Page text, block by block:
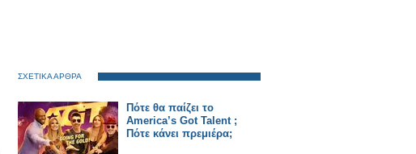
ΣΧΕΤΙΚΑ ΑΡΘΡΑ
Πότε θα παίζει το
America’s Got Talent ;
Πότε κάνει πρεμιέρα;